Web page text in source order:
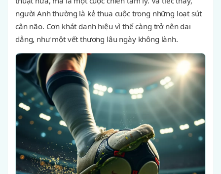
người Anh thường là kẻ thua cuộc trong những loạt sút
cân não. Cơn khát danh hiệu vì thế càng trở nên dai
dẳng, như một vết thương lâu ngày không lành.